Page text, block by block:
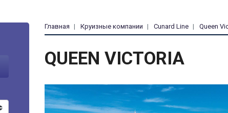
Главная Круизные компании Cunard Line Queen
QUEEN VICTORIA